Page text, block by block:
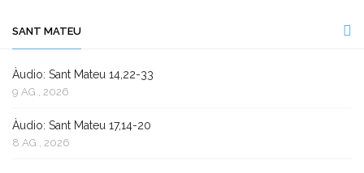
SANT MATEU
Àudio: Sant Mateu 14,22-33
9 AG., 2026
Àudio: Sant Mateu 17,14-20
8 AG., 2026